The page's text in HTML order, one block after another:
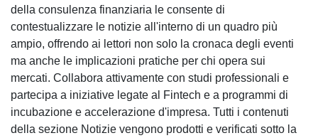
della consulenza finanziaria le consente di
contestualizzare le notizie all'interno di un quadro più
ampio, offrendo ai lettori non solo la cronaca degli eventi
ma anche le implicazioni pratiche per chi opera sui
mercati. Collabora attivamente con studi professionali e
partecipa a iniziative legate al Fintech e a programmi di
incubazione e accelerazione d'impresa. Tutti i contenuti
della sezione Notizie vengono prodotti e verificati sotto la